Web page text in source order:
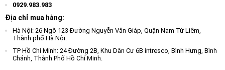
0929.983.983
Địa chỉ mua hàng:
Hà Nội: 26 Ngõ 123 Đường Nguyễn Văn Giáp, Quận Nam Từ Liêm,
Thành phố Hà Nội.
TP Hồ Chí Minh: 24 Đường 2B, Khu Dân Cư 6B intresco, Bình Hưng, Bình
Chánh, Thành Phố Hồ Chí Minh.